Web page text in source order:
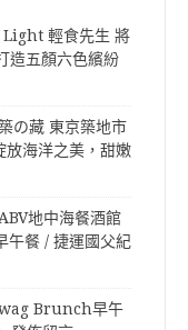
Light 輕食先生 將
造五顏六色繽紛
の藏 東京築地市
放海洋之美，甜嫩
地中海餐酒館
午餐 / 捷運國父紀
Brunch早午